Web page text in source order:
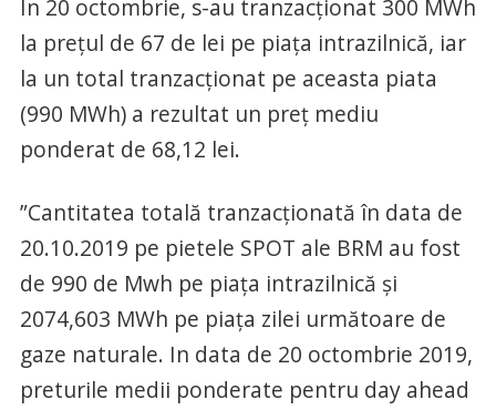
În 20 octombrie, s-au tranzacţionat 300 MWh
la preţul de 67 de lei pe piaţa intrazilnică, iar
la un total tranzacţionat pe aceasta piata
(990 MWh) a rezultat un preţ mediu
ponderat de 68,12 lei.
”Cantitatea totală tranzacţionată în data de
20.10.2019 pe pietele SPOT ale BRM au fost
de 990 de Mwh pe piaţa intrazilnică şi
2074,603 MWh pe piaţa zilei următoare de
gaze naturale. In data de 20 octombrie 2019,
preturile medii ponderate pentru day ahead